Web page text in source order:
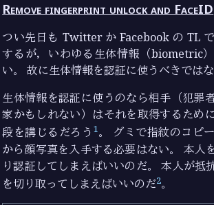
Remove fingerprint unlock and FaceID
つい先日も Twitter か Facebook の TL
するが，いわゆる生体情報（biometric
い。 故に生体情報を認証に使うべきではな
生体情報を認証に使うのなら相手（犯罪
家かもしれない）はそれを取得するため
段を講じるだろう 1。 グミで指紋のコピ
から顔写真を入手する必要はない。 本人
り認証してしまえばいいのだ。 本人が抵
を切り取ってしまえばいいのだ2。